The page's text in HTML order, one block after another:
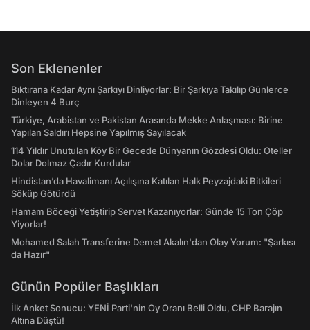
Son Eklenenler
Bıktırana Kadar Aynı Şarkıyı Dinliyorlar: Bir Şarkıya Takılıp Günlerce
Dinleyen 4 Burç
Türkiye, Arabistan ve Pakistan Arasında Mekke Anlaşması: Birine
Yapılan Saldırı Hepsine Yapılmış Sayılacak
114 Yıldır Unutulan Köy Bir Gecede Dünyanın Gözdesi Oldu: Oteller
Dolar Dolmaz Çadır Kurdular
Hindistan’da Havalimanı Açılışına Katılan Halk Peyzajdaki Bitkileri
Söküp Götürdü
Hamam Böceği Yetiştirip Servet Kazanıyorlar: Günde 15 Ton Çöp
Yiyorlar!
Mohamed Salah Transferine Demet Akalın'dan Olay Yorum: "Şarkısı
da Hazır"
Günün Popüler Başlıkları
İlk Anket Sonucu: YENİ Parti'nin Oy Oranı Belli Oldu, CHP Barajın
Altına Düştü!